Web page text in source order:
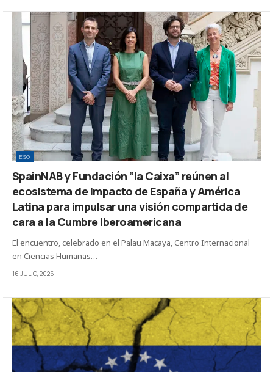
ESG
SpainNAB y Fundación ”la Caixa” reúnen al
ecosistema de impacto de España y América
Latina para impulsar una visión compartida de
cara a la Cumbre Iberoamericana
El encuentro, celebrado en el Palau Macaya, Centro Internacional
en Ciencias Humanas…
16 JULIO, 2026